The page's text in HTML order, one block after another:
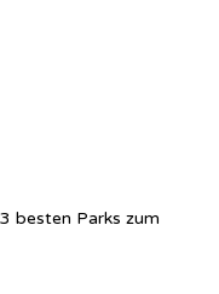
besten Parks zum